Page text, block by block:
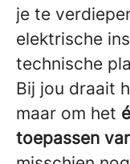
je te
elektrische
technische
Bij jou draait
maar om het
toepassen